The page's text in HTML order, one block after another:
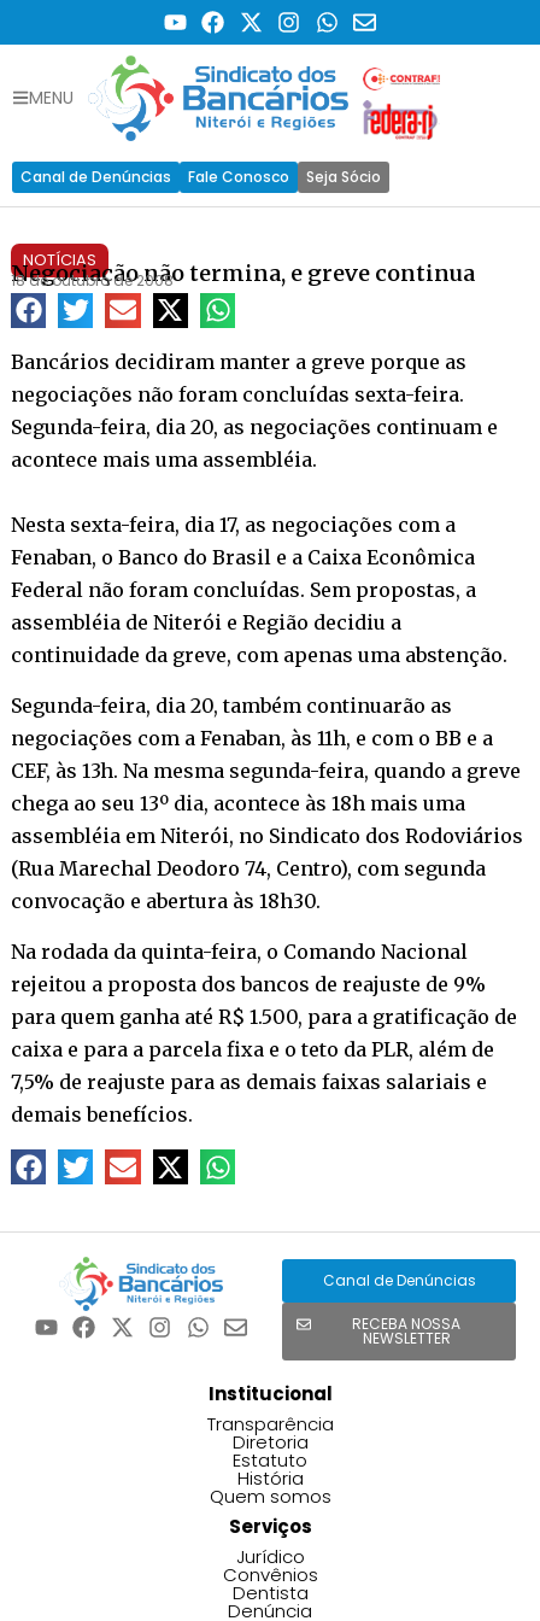
MENU
Canal de Denúncias Fale Conosco Seja Sócio
NOTÍCIAS
Negociação não termina, e greve continua
18 de outubro de 2008
Bancários decidiram manter a greve porque as
negociações não foram concluídas sexta-feira.
Segunda-feira, dia 20, as negociações continuam e
acontece mais uma assembléia.
Nesta sexta-feira, dia 17, as negociações com a
Fenaban, o Banco do Brasil e a Caixa Econômica
Federal não foram concluídas. Sem propostas, a
assembléia de Niterói e Região decidiu a
continuidade da greve, com apenas uma abstenção.
Segunda-feira, dia 20, também continuarão as
negociações com a Fenaban, às 11h, e com o BB e a
CEF, às 13h. Na mesma segunda-feira, quando a greve
chega ao seu 13º dia, acontece às 18h mais uma
assembléia em Niterói, no Sindicato dos Rodoviários
(Rua Marechal Deodoro 74, Centro), com segunda
convocação e abertura às 18h30.
Na rodada da quinta-feira, o Comando Nacional
rejeitou a proposta dos bancos de reajuste de 9%
para quem ganha até R$ 1.500, para a gratificação de
caixa e para a parcela fixa e o teto da PLR, além de
7,5% de reajuste para as demais faixas salariais e
demais benefícios.
Canal de Denúncias
RECEBA NOSSA
NEWSLETTER
Institucional
Transparência
Diretoria
Estatuto
História
Quem somos
Serviços
Jurídico
Convênios
Dentista
Denúncia